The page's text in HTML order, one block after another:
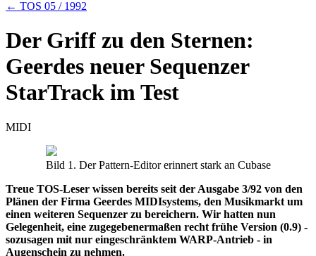
← TOS 05 / 1992
Der Griff zu den Sternen:
Geerdes neuer Sequenzer
StarTrack im Test
MIDI
Bild 1. Der Pattern-Editor erinnert stark an Cubase
Treue TOS-Leser wissen bereits seit der Ausgabe 3/92 von den
Plänen der Firma Geerdes MIDIsystems, den Musikmarkt um
einen weiteren Sequenzer zu bereichern. Wir hatten nun
Gelegenheit, eine zugegebenermaßen recht frühe Version (0.9) -
sozusagen mit nur eingeschränktem WARP-Antrieb - in
Augenschein zu nehmen.